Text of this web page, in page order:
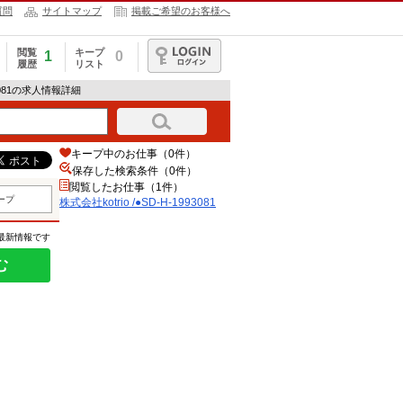
問 サイトマップ 掲載ご希望のお客様へ
閲覧
履歴
1
キープ
リスト
0
ログイン
の求人情報詳細
プ
新情報です
キープ中のお仕事（0件）
保存した検索条件（0件）
閲覧したお仕事（1件）
株式会社kotrio /●SD-H-1993081